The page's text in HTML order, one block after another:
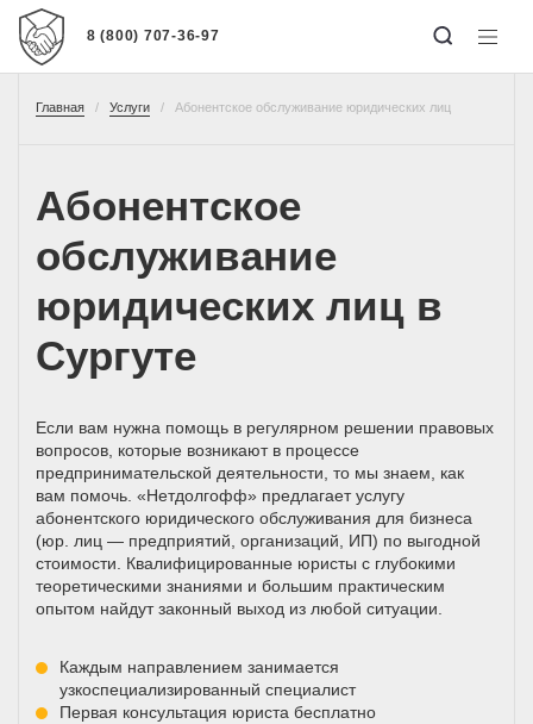
8 (800) 707-36-97
Главная Услуги Абонентское обслуживание юридических лиц
Абонентское
обслуживание
юридических лиц в
Сургуте
Если вам нужна помощь в регулярном решении правовых
вопросов, которые возникают в процессе
предпринимательской деятельности, то мы знаем, как
вам помочь. «Нетдолгофф» предлагает услугу
абонентского юридического обслуживания для бизнеса
(юр. лиц — предприятий, организаций, ИП) по выгодной
стоимости. Квалифицированные юристы с глубокими
теоретическими знаниями и большим практическим
опытом найдут законный выход из любой ситуации.
Каждым направлением занимается
узкоспециализированный специалист
Первая консультация юриста бесплатно